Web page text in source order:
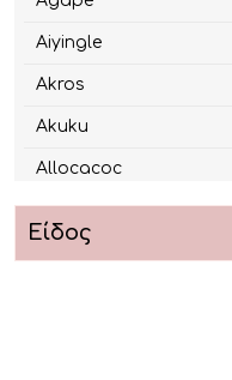
Aiyingle
Akros
Akuku
Allocacoc
Alzira
Είδος